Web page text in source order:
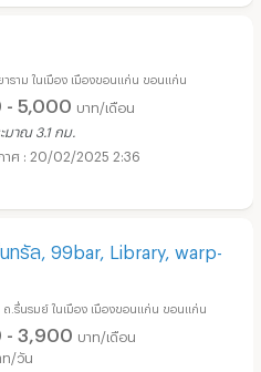
าราม ในเมือง เมืองขอนแก่น ขอนแก่น
- 5,000 บาท/เดือน
มาณ 3.1 กม.
20/02/2025 2:36
ทรัล, 99bar, Library, warp-
.รื่นรมย์ ในเมือง เมืองขอนแก่น ขอนแก่น
- 3,900 บาท/เดือน
ท/วัน